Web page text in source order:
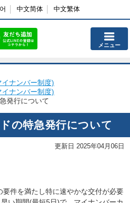
中文简体 中文繁体
メニュー
ナンバー制度)
ナンバー制度)
発行について
の特急発行について
更新日 2025年04月06日
件を満たし特に速やかな交付が必要